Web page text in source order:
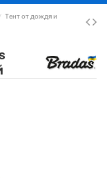
Тент от дождя и